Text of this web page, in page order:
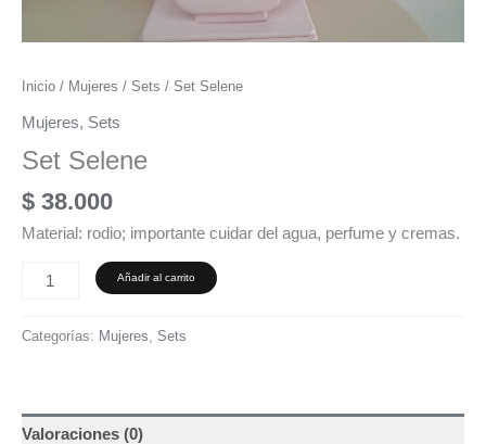
Inicio / Mujeres / Sets / Set Selene
Mujeres, Sets
Set Selene
$ 38.000
Material: rodio; importante cuidar del agua, perfume y cremas.
Añadir al carrito
Categorías: Mujeres, Sets
Valoraciones (0)